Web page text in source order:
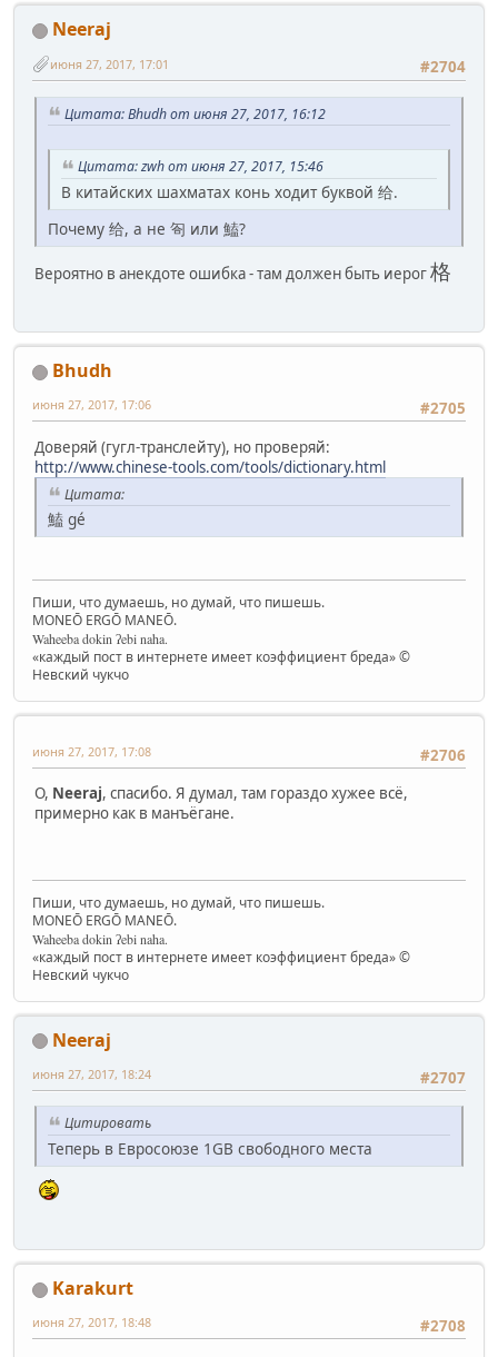
Neeraj
#2704
июня 27, 2017, 17:01
Цитата: Bhudh от июня 27, 2017, 16:12
Цитата: zwh от июня 27, 2017, 15:46
В китайских шахматах конь ходит буквой 给.
Почему 给, а не 匌 или 鰪?
Вероятно в анекдоте ошибка - там должен быть иерог格
Bhudh
#2705
июня 27, 2017, 17:06
Доверяй (гугл-транслейту), но проверяй:
http://www.chinese-tools.com/tools/dictionary.html
Цитата:
鰪 gé
Пиши, что думаешь, но думай, что пишешь.
MONEŌ ERGŌ MANEŌ.
Waheeba dokin ʔebi naha.
«каждый пост в интернете имеет коэффициент бреда» ©
Невский чукчо
#2706
июня 27, 2017, 17:08
О, Neeraj, спасибо. Я думал, там гораздо хужее всё,
примерно как в манъёгане.
Пиши, что думаешь, но думай, что пишешь.
MONEŌ ERGŌ MANEŌ.
Waheeba dokin ʔebi naha.
«каждый пост в интернете имеет коэффициент бреда» ©
Невский чукчо
Neeraj
#2707
июня 27, 2017, 18:24
Цитировать
Теперь в Евросоюзе 1GB свободного места
Karakurt
#2708
июня 27, 2017, 18:48